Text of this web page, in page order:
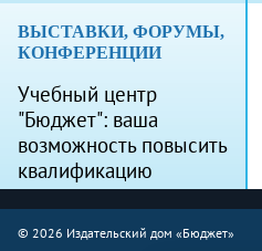
ВЫСТАВКИ, ФОРУМЫ,
КОНФЕРЕНЦИИ
Учебный центр
"Бюджет": ваша
возможность повысить
квалификацию
© 2026 Издательский дом «Бюджет»